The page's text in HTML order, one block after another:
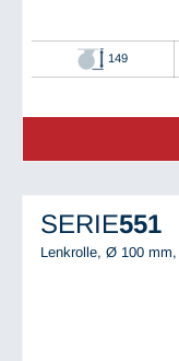
149
SERIE551
Lenkrolle, Ø 100 mm,